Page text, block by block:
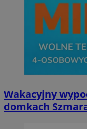
Wakacyjny
domkach